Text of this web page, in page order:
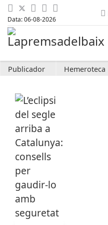
Data: 06-08-2026
Publicador Hemeroteca